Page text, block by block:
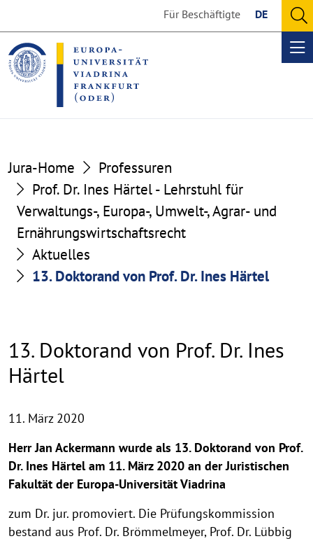
the
content
section
the
footer
section
Für Beschäftigte DE
Jura-Home
Professuren
Prof. Dr. Ines Härtel - Lehrstuhl für
Verwaltungs-, Europa-, Umwelt-, Agrar- und
Ernährungswirtschaftsrecht
Aktuelles
13. Doktorand von Prof. Dr. Ines Härtel
13. Doktorand von Prof. Dr. Ines
Härtel
11. März 2020
Herr Jan Ackermann wurde als 13. Doktorand von Prof.
Dr. Ines Härtel am 11. März 2020 an der Juristischen
Fakultät der Europa-Universität Viadrina
zum Dr. jur. promoviert. Die Prüfungskommission
bestand aus Prof. Dr. Brömmelmeyer, Prof. Dr. Lübbig